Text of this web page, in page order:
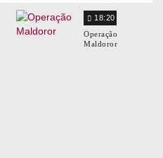
18:20
Operação
Maldoror